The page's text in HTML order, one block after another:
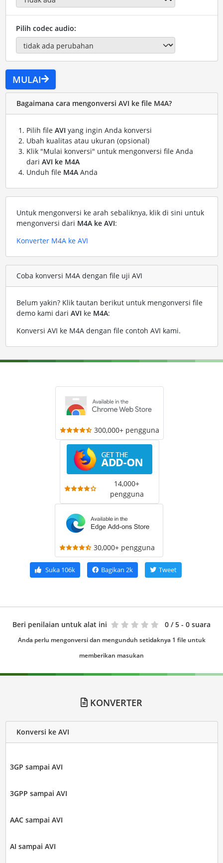
Pilih codec audio:
MULAI
Bagaimana cara mengonversi AVI ke file M4A?
Pilih file AVI yang ingin Anda konversi
Ubah kualitas atau ukuran (opsional)
Klik "Mulai konversi" untuk mengonversi file Anda
dari AVI ke M4A
Unduh file M4AAnda
Untuk mengonversi ke arah sebaliknya, klik di sini untuk
mengonversi dari M4A ke AVI:
Konverter M4A ke AVI
Coba konversi M4A dengan file uji AVI
Belum yakin? Klik tautan berikut untuk mengonversi file
demo kami dari AVI ke M4A:
Konversi AVI ke M4A dengan file contoh AVI kami.
300,000+ pengguna
14,000+
pengguna
30,000+ pengguna
Suka106k Bagikan 2k Tweet
Beri penilaian untuk alat ini 0 / 5 - 0 suara
Anda perlu mengonversi dan mengunduh setidaknya 1 file untuk
memberikan masukan
KONVERTER
Konversi ke AVI
3GP sampai AVI
3GPP sampai AVI
AAC sampai AVI
AI sampai AVI